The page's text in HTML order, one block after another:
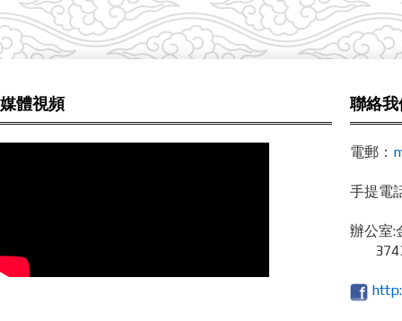
媒體視頻 聯絡我
電郵：
手提電
辦公室: